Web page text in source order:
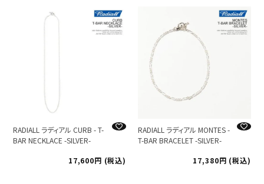
RADIALL ラディアル CURB - T-
BAR NECKLACE -SILVER-
17,600
税込
RADIALL ラディアル MONTES -
T-BAR BRACELET -SILVER-
17,380
税込